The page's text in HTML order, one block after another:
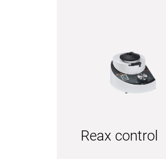
Reax control